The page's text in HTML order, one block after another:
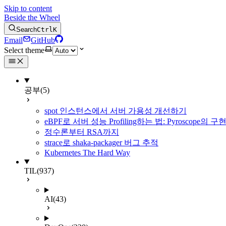
Skip to content
Beside the Wheel
SearchCtrlK
Email
GitHub
Select theme
공부(5)
spot 인스턴스에서 서버 가용성 개선하기
eBPF로 서버 성능 Profiling하는 법: Pyroscope의 구
정수론부터 RSA까지
strace로 shaka-packager 버그 추적
Kubernetes The Hard Way
TIL(937)
AI(43)